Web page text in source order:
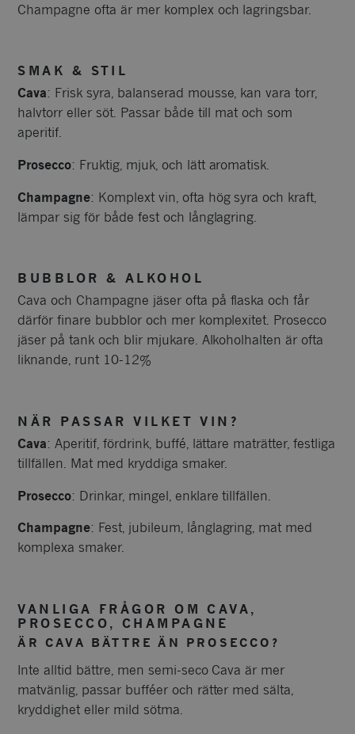
Champagne ofta är mer komplex och lagringsbar.
SMAK & STIL
Cava: Frisk syra, balanserad mousse, kan vara torr,
halvtorr eller söt. Passar både till mat och som
aperitif.
Prosecco: Fruktig, mjuk, och lätt aromatisk.
Champagne: Komplext vin, ofta hög syra och kraft,
lämpar sig för både fest och långlagring.
BUBBLOR & ALKOHOL
Cava och Champagne jäser ofta på flaska och får
därför finare bubblor och mer komplexitet. Prosecco
jäser på tank och blir mjukare. Alkoholhalten är ofta
liknande, runt 10-12%
NÄR PASSAR VILKET VIN?
Cava: Aperitif, fördrink, buffé, lättare maträtter, festliga
tillfällen. Mat med kryddiga smaker.
Prosecco: Drinkar, mingel, enklare tillfällen.
Champagne: Fest, jubileum, långlagring, mat med
komplexa smaker.
VANLIGA FRÅGOR OM CAVA,
PROSECCO, CHAMPAGNE
ÄR CAVA BÄTTRE ÄN PROSECCO?
Inte alltid bättre, men semi-seco Cava är mer
matvänlig, passar bufféer och rätter med sälta,
kryddighet eller mild sötma.